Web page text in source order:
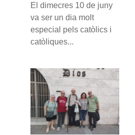
El dimecres 10 de juny
va ser un dia molt
especial pels catòlics i
catòliques...